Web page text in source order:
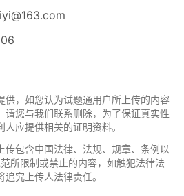
供，如您认为试题通用户所上传的内容
请您与我们联系删除，为了保证真实性
人应提供相关的证明资料。
传包含中国法律、法规、规章、条例以
所限制或禁止的内容，如触犯法律法
追究上传人法律责任。